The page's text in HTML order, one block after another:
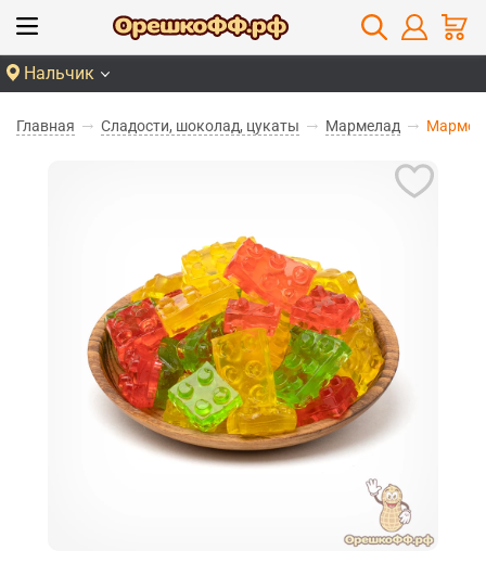
Нальчик
Главная Сладости, шоколад, цукаты Мармелад